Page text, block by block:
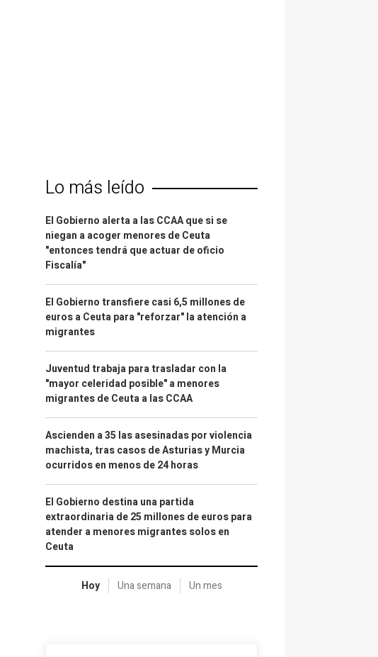
Lo más leído
El Gobierno alerta a las CCAA que si se
niegan a acoger menores de Ceuta
"entonces tendrá que actuar de oficio
Fiscalía"
El Gobierno transfiere casi 6,5 millones de
euros a Ceuta para "reforzar" la atención a
migrantes
Juventud trabaja para trasladar con la
"mayor celeridad posible" a menores
migrantes de Ceuta a las CCAA
Ascienden a 35 las asesinadas por violencia
machista, tras casos de Asturias y Murcia
ocurridos en menos de 24 horas
El Gobierno destina una partida
extraordinaria de 25 millones de euros para
atender a menores migrantes solos en
Ceuta
Hoy Una semana Un mes